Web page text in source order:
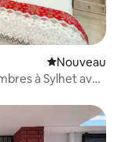
Nouvel
Nouveau
à Sylhet avec